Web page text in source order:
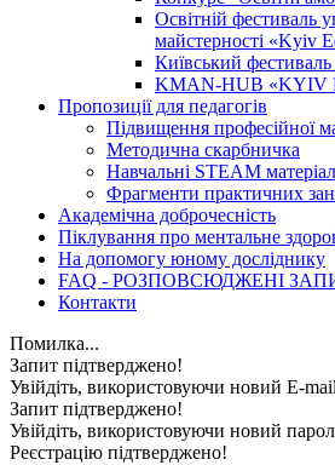
Освітній фестиваль
майстерності «Kyiv
Київський
KMAN-HUB «KYIV
Пропозиції для педагогів
Підвищення професійної
Методична скарбничка
Навчальні STEAM
Фрагменти практичних
Академічна доброчесність
Піклування про ментальне
На допомогу юному досліднику
FAQ - РОЗПОВСЮДЖЕНІ
Контакти
Помилка...
Запит підтверджено!
Увійдіть, використовуючи новий E-
Запит підтверджено!
Увійдіть, використовуючи новий
Реєстрацію підтверджено!